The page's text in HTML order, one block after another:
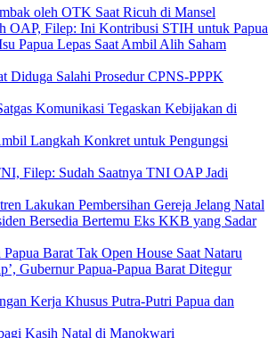
oleh OTK Saat Ricuh di Mansel
OAP, Filep: Ini Kontribusi STIH untuk Papua
Papua Lepas Saat Ambil Alih Saham
Diduga Salahi Prosedur CPNS-PPPK
Komunikasi Tegaskan Kebijakan di
Langkah Konkret untuk Pengungsi
Filep: Sudah Saatnya TNI OAP Jadi
Lakukan Pembersihan Gereja Jelang Natal
Bersedia Bertemu Eks KKB yang Sadar
Barat Tak Open House Saat Nataru
Gubernur Papua-Papua Barat Ditegur
Kerja Khusus Putra-Putri Papua dan
Kasih Natal di Manokwari